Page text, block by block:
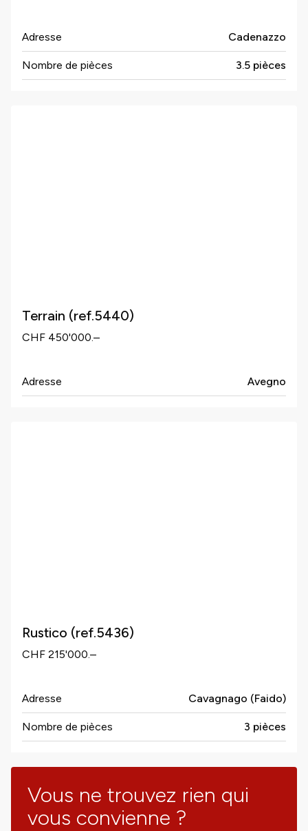
Adresse Cadenazzo
Nombre de pièces 3.5 pièces
Terrain (ref.5440)
CHF 450'000.–
Adresse Avegno
Rustico (ref.5436)
CHF 215'000.–
Adresse Cavagnago (Faido)
Nombre de pièces 3 pièces
Vous ne trouvez rien qui
vous convienne ?